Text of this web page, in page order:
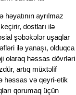
ayrılmaz
dostları ilə
şəbəkələr uşaqlar
ilə yanaşı, olduqca
olaraq həssas dövrləri
artıq müxtəlif
həssas və qeyri-etik
qorumaq üçün